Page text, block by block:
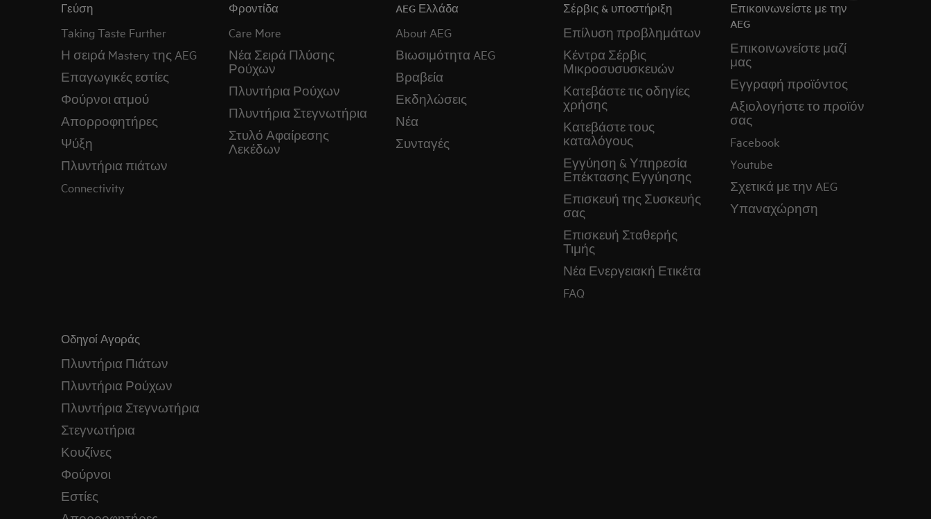
Γεύση
Taking Taste Further
Η σειρά Mastery της AEG
Επαγωγικές εστίες
Φούρνοι ατμού
Απορροφητήρες
Ψύξη
Πλυντήρια πιάτων
Connectivity
Φροντίδα
Care More
Νέα Σειρά Πλύσης
Ρούχων
Πλυντήρια Ρούχων
Πλυντήρια Στεγνωτήρια
Στυλό Αφαίρεσης
Λεκέδων
AEG Ελλάδα
About AEG
Βιωσιμότητα AEG
Βραβεία
Εκδηλώσεις
Νέα
Συνταγές
Σέρβις & υποστήριξη
Επίλυση προβλημάτων
Κέντρα Σέρβις
Μικροσυσυσκευών
Κατεβάστε τις οδηγίες
χρήσης
Κατεβάστε τους
καταλόγους
Εγγύηση & Υπηρεσία
Επέκτασης Εγγύησης
Επισκευή της Συσκευής
σας
Επισκευή Σταθερής
Τιμής
Νέα Ενεργειακή Ετικέτα
FAQ
Επικοινωνείστε με την
AEG
Επικοινωνείστε μαζί
μας
Εγγραφή προϊόντος
Αξιολογήστε το προϊόν
σας
Facebook
Youtube
Σχετικά με την AEG
Υπαναχώρηση
Οδηγοί Αγοράς
Πλυντήρια Πιάτων
Πλυντήρια Ρούχων
Πλυντήρια Στεγνωτήρια
Στεγνωτήρια
Κουζίνες
Φούρνοι
Εστίες